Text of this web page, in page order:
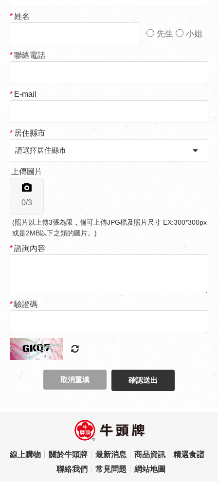
*姓名
先生 小姐
*聯絡電話
* E-mail
* 居住縣市
上傳圖片
0/3
(照片以上傳3張為限，僅可上傳JPG檔及照片尺寸 EX:300*300px
或是2MB以下之類的圖片。)
*諮詢內容
*驗證碼
確認送出
線上購物 關於牛頭牌 最新消息 商品資訊
精選食譜
聯絡我們
常見問題 網站地圖